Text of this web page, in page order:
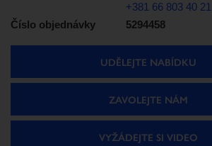
+381 66 803 40 21
Číslo objednávky
5294458
UDĚLEJTE NABÍDKU
ZAVOLEJTE NÁM
VYŽÁDEJTE SI VIDEO